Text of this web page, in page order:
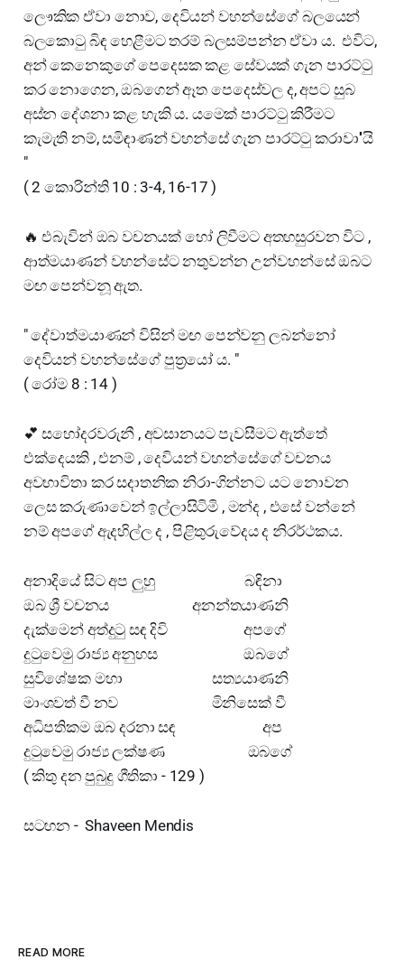
ලෞකික ඒවා නොව, දෙවියන් වහන්සේගේ බලයෙන්
බලකොටු බිඳ හෙළීමට තරම් බලසම්පන්න ඒවා ය. එවිට,
අන් කෙනෙකුගේ පෙදෙසක කළ සේවයක් ගැන පාරට්ටු
කර නොගෙන, ඔබගෙන් ඈත පෙදෙස්වල ද, අපට සුබ
අස්න දේශනා කළ හැකි ය. යමෙක් පාරට්ටු කිරීමට
කැමැති නම්, සමිඳාණන් වහන්සේ ගැන පාරට්ටු කරාවා''යි
"
( 2 කොරින්ති 10 : 3-4, 16-17 )
🔥 එබැවින් ඔබ වචනයක් හෝ ලිවීමට අතහසුරවන විට ,
ආත්මයාණන් වහන්සේට නතුවන්න උන්වහන්සේ ඔබට
මඟ පෙන්වනූ ඇත.
" දේවාත්මයාණන් විසින් මඟ පෙන්වනු ලබන්නෝ
දෙවියන් වහන්සේගේ පුත්‍රයෝ ය. "
( රෝම 8 : 14 )
💕 සහෝදරවරුනී , අවසානයට පැවසීමට ඇත්තේ
එක්දෙයකි , එනම් , දෙවියන් වහන්සේගේ වචනය
අවභාවිතා කර සදාතනික නිරා-ගින්නට යට නොවන
ලෙස කරුණාවෙන් ඉල්ලාසිටිමි , මන්ද , එසේ වන්නේ
නම් අපගේ ඇදහිල්ල ද , පිළිතුරුවේදය ද නිරර්ථකය.
අනාදියේ සිට අප ලුහු බඳිනා
ඔබ ශ්‍රී වචනය අනන්තයාණනි
දැක්මෙන් අත්දුටු සඳ දිවි අපගේ
දුටුවෙමු රාජ්‍ය අනුහස ඔබගේ
සුවිශේෂක මහා සත්‍යයාණනි
මාංශවත් වී නව මිනිසෙක් වී
අධිපතිකම ඔබ දරනා සඳ අප
දුටුවෙමු රාජ්‍ය ලක්ෂණ ඔබගේ
( කිතු දන පුබුදු ගීතිකා - 129 )
සටහන - Shaveen Mendis
READ MORE